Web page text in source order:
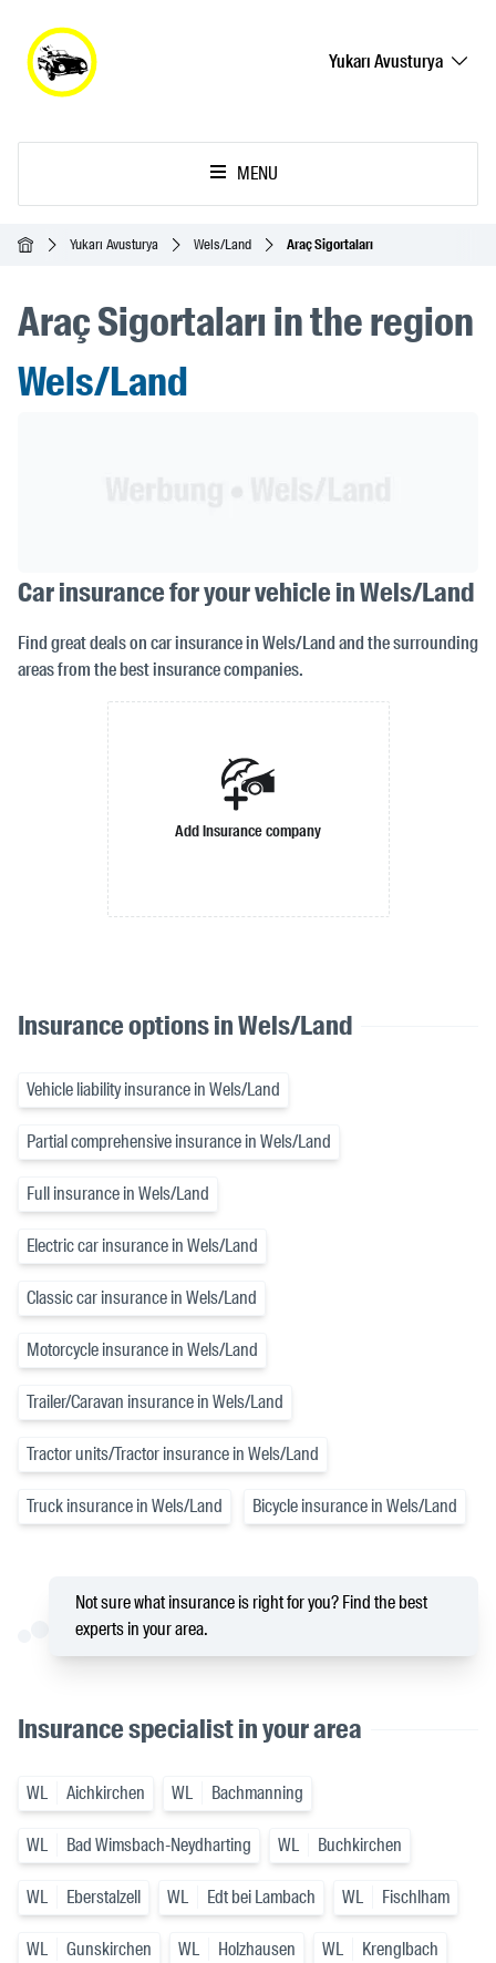
Yukarı Avusturya
MENU
Ana SayfaYukarı Avusturya Wels/Land Araç Sigortaları
Araç Sigortaları in the region
Wels/Land
Car insurance for your vehicle in Wels/Land
Find great deals on car insurance in Wels/Land and the surrounding
areas from the best insurance companies.
Add insurance company
Insurance options in Wels/Land
Vehicle liability insurance in Wels/Land
Partial comprehensive insurance in Wels/Land
Full insurance in Wels/Land
Electric car insurance in Wels/Land
Classic car insurance in Wels/Land
Motorcycle insurance in Wels/Land
Trailer/Caravan insurance in Wels/Land
Tractor units/Tractor insurance in Wels/Land
Truck insurance in Wels/Land Bicycle insurance in Wels/Land
Not sure what insurance is right for you? Find the best
experts in your area.
Insurance specialist in your area
WL Aichkirchen WL Bachmanning
WL Bad Wimsbach-Neydharting WL Buchkirchen
WL Eberstalzell WL Edt bei Lambach WL Fischlham
WL Gunskirchen WL Holzhausen WL Krenglbach